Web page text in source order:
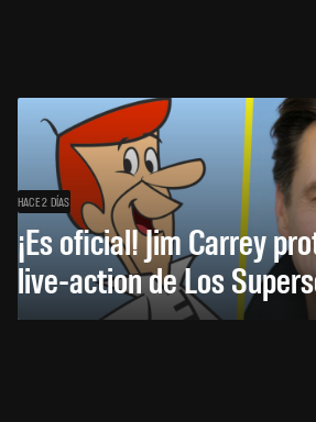
HACE 2 DÍAS
¡Es oficial! Jim Carrey
live-action de Los